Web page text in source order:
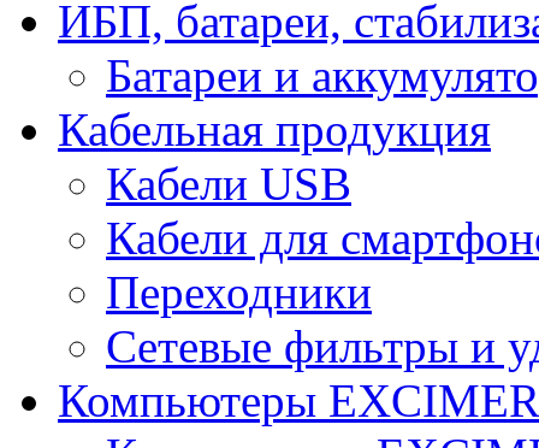
ИБП, батареи,
Батареи и
Кабельная продукция
Кабели USB
Кабели для
Переходники
Сетевые фильтры и
Компьютеры